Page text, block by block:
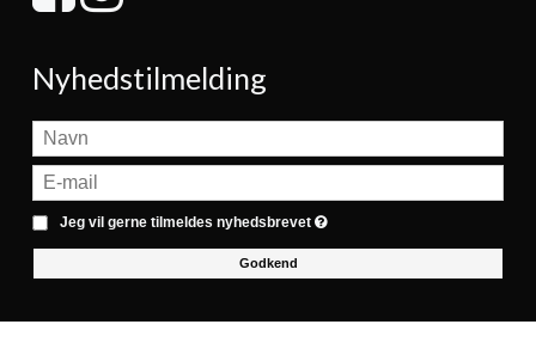
Nyhedstilmelding
Jeg vil gerne tilmeldes nyhedsbrevet
Godkend